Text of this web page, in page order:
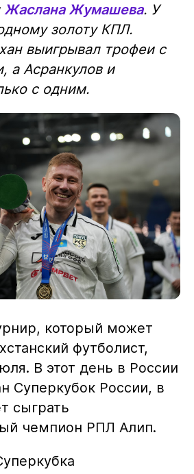
Жаслана Жумашева. У
золоту КПЛ.
выигрывал трофеи с
а Асранкулов и
с одним.
который может
футболист,
В этот день в России
Суперкубок России, в
сыграть
чемпион РПЛ Алип.